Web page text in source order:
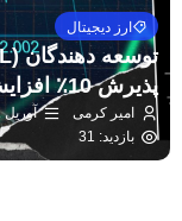
ارز دیجیتال
پذیرش 10٪ افزایش می یابند – U.Today
امیر کرمی آوریل 11, 2026
بازدید: 31